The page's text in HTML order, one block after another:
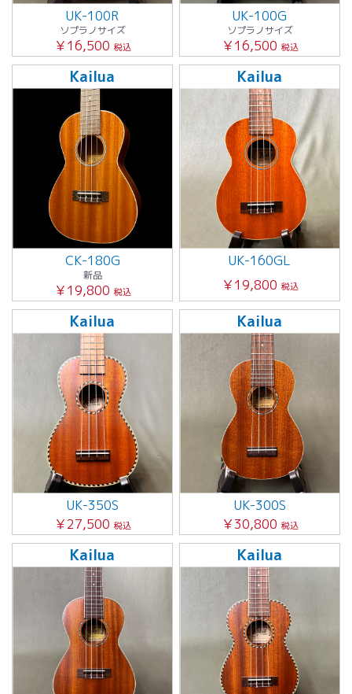
UK-100R
ソプラノサイズ
￥16,500 税込
UK-100G
ソプラノサイズ
￥16,500 税込
Kailua
CK-180G
新品
￥19,800 税込
Kailua
UK-160GL
￥19,800 税込
Kailua
UK-350S
￥27,500 税込
Kailua
UK-300S
￥30,800 税込
Kailua Kailua